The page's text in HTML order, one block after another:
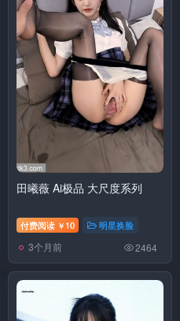
明星换脸
田曦薇 Ai极品 大尺度系列
付费阅读 ￥ 10 明星换脸
3个月前 2464